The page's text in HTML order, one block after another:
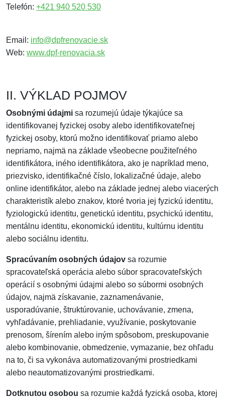
Telefón: +421 940 520 530
Email: info@dpfrenovacie.sk
Web: www.dpf-renovacia.sk
II. VÝKLAD POJMOV
Osobnými údajmi sa rozumejú údaje týkajúce sa
identifikovanej fyzickej osoby alebo identifikovateľnej
fyzickej osoby, ktorú možno identifikovať priamo alebo
nepriamo, najmä na základe všeobecne použiteľného
identifikátora, iného identifikátora, ako je napríklad meno,
priezvisko, identifikačné číslo, lokalizačné údaje, alebo
online identifikátor, alebo na základe jednej alebo viacerých
charakteristík alebo znakov, ktoré tvoria jej fyzickú identitu,
fyziologickú identitu, genetickú identitu, psychickú identitu,
mentálnu identitu, ekonomickú identitu, kultúrnu identitu
alebo sociálnu identitu.
Spracúvaním osobných údajov sa rozumie
spracovateľská operácia alebo súbor spracovateľských
operácií s osobnými údajmi alebo so súbormi osobných
údajov, najmä získavanie, zaznamenávanie,
usporadúvanie, štruktúrovanie, uchovávanie, zmena,
vyhľadávanie, prehliadanie, využívanie, poskytovanie
prenosom, šírením alebo iným spôsobom, preskupovanie
alebo kombinovanie, obmedzenie, vymazanie, bez ohľadu
na to, či sa vykonáva automatizovanými prostriedkami
alebo neautomatizovanými prostriedkami.
Dotknutou osobou sa rozumie každá fyzická osoba, ktorej